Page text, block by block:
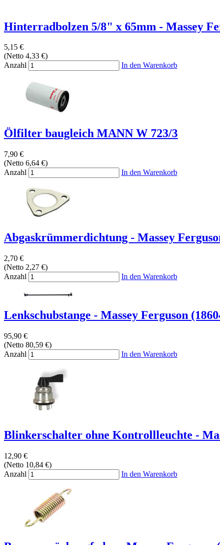
Hinterradbolzen 5/8" x 65mm - Massey
5,15 €
(Netto 4,33 €)
Anzahl
In den Warenkorb
Ölfilter baugleich MANN W 723/3
7,90 €
(Netto 6,64 €)
Anzahl
In den Warenkorb
Abgaskrümmerdichtung - Massey
2,70 €
(Netto 2,27 €)
Anzahl
In den Warenkorb
Lenkschubstange - Massey Ferguson
95,90 €
(Netto 80,59 €)
Anzahl
In den Warenkorb
Blinkerschalter ohne Kontrollleuchte -
12,90 €
(Netto 10,84 €)
Anzahl
In den Warenkorb